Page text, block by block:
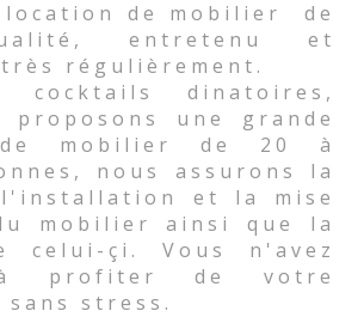
location de mobilier de
entretenu et
régulièrement.
cocktails dinatoires,
proposons une grande
mobilier de 20 à
nous assurons la
et la mise
mobilier ainsi que la
celui-çi. Vous n'avez
profiter de votre
sans stress.